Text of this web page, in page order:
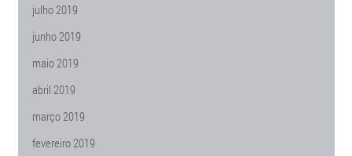
julho 2019
junho 2019
maio 2019
abril 2019
março 2019
fevereiro 2019